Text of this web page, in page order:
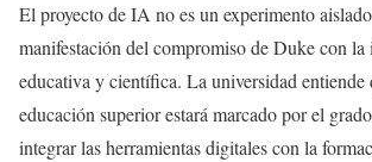
El proyecto de IA no es un experimento
manifestación del compromiso de Duke con la
educativa y científica. La universidad
educación superior estará marcado por el
integrar las herramientas digitales con la